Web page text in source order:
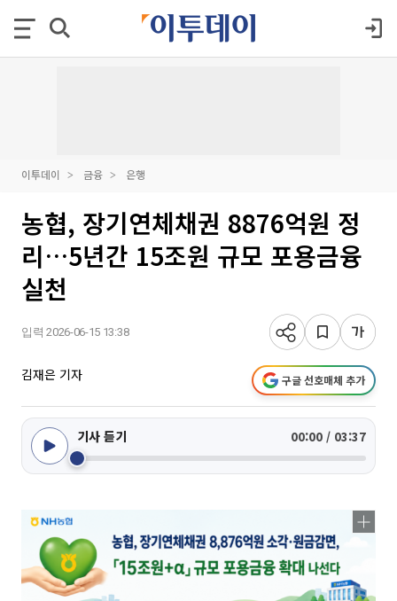
이투데이 금융 은행
농협, 장기연체채권 8876억원 정
리…5년간 15조원 규모 포용금융
실천
입력 2026-06-15 13:38
김재은 기자 구글 선호매체 추가
기사 듣기 00:00 / 03:37